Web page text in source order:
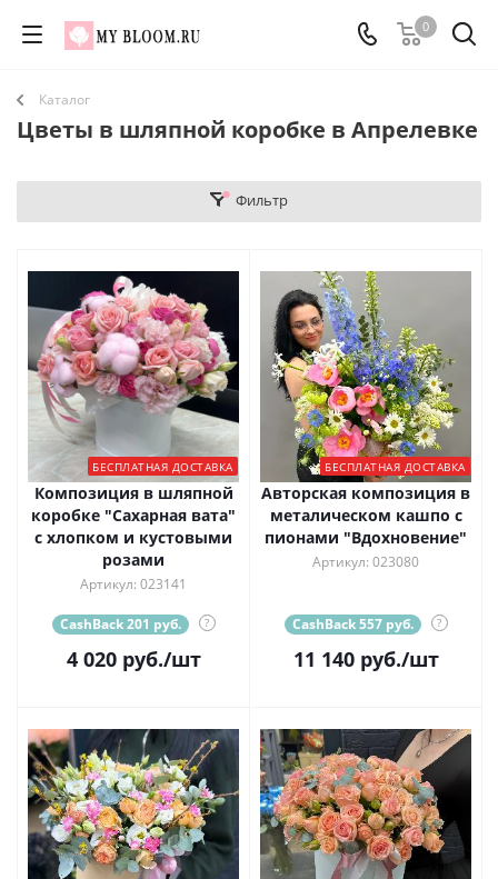
0
Каталог
Цветы в шляпной коробке в Апрелевке
Фильтр
БЕСПЛАТНАЯ ДОСТАВКА
Композиция в шляпной
коробке "Сахарная вата"
с хлопком и кустовыми
розами
Артикул: 023141
CashBack 201 руб. ?
4 020руб./шт
БЕСПЛАТНАЯ ДОСТАВКА
Авторская композиция в
металическом кашпо с
пионами "Вдохновение"
Артикул: 023080
CashBack 557 руб. ?
11 140руб./шт